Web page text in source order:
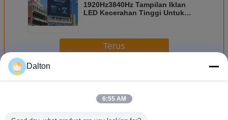
1920Hz3840Hz Tampilan Iklan
LED Kecerahan Tinggi Untuk
Terus
Lebih
Dalton
6:55 AM